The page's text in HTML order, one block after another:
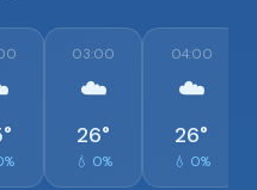
03:00
☁️
26°
💧 0%
04:00
☁️
26°
💧 0%